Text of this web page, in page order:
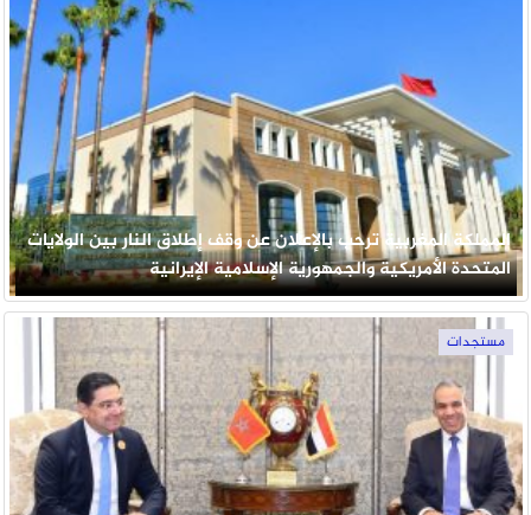
المملكة المغربية ترحب بالإعلان عن وقف إطلاق النار بين الولايات
المتحدة الأمريكية والجمهورية الإسلامية الإيرانية
مستجدات